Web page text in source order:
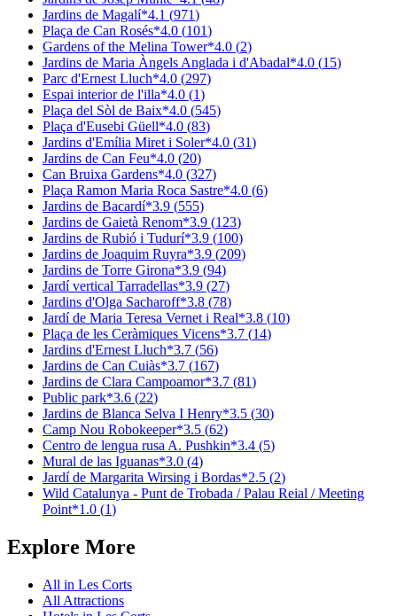
Jardins de Magalí*4.1 (971)
Plaça de Can Rosés*4.0 (101)
Gardens of the Melina Tower*4.0 (2)
Jardins de Maria Àngels Anglada i d'Abadal*4.0 (15)
Parc d'Ernest Lluch*4.0 (297)
Espai interior de l'illa*4.0 (1)
Plaça del Sòl de Baix*4.0 (545)
Plaça d'Eusebi Güell*4.0 (83)
Jardins d'Emília Miret i Soler*4.0 (31)
Jardins de Can Feu*4.0 (20)
Can Bruixa Gardens*4.0 (327)
Plaça Ramon Maria Roca Sastre*4.0 (6)
Jardins de Bacardí*3.9 (555)
Jardins de Gaietà Renom*3.9 (123)
Jardins de Rubió i Tudurí*3.9 (100)
Jardins de Joaquim Ruyra*3.9 (209)
Jardins de Torre Girona*3.9 (94)
Jardí vertical Tarradellas*3.9 (27)
Jardins d'Olga Sacharoff*3.8 (78)
Jardí de Maria Teresa Vernet i Real*3.8 (10)
Plaça de les Ceràmiques Vicens*3.7 (14)
Jardins d'Ernest Lluch*3.7 (56)
Jardins de Can Cuiàs*3.7 (167)
Jardins de Clara Campoamor*3.7 (81)
Public park*3.6 (22)
Jardins de Blanca Selva I Henry*3.5 (30)
Camp Nou Robokeeper*3.5 (62)
Centro de lengua rusa A. Pushkin*3.4 (5)
Mural de las Iguanas*3.0 (4)
Jardí de Margarita Wirsing i Bordas*2.5 (2)
Wild Catalunya - Punt de Trobada / Palau Reial / Meeting
Point*1.0 (1)
Explore More
All in Les Corts
All Attractions